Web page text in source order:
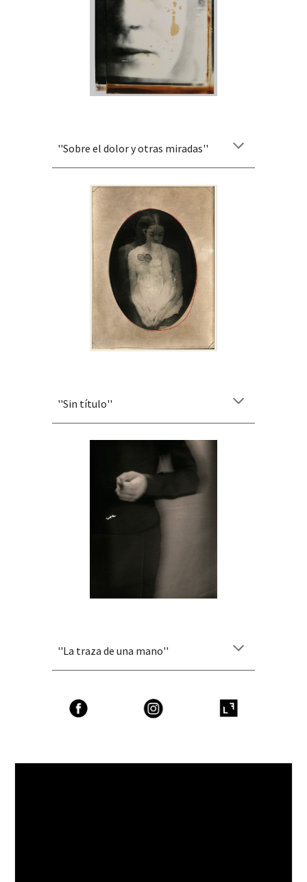
''Sobre el dolor y otras miradas''
''Sin título''
''La traza de una mano''